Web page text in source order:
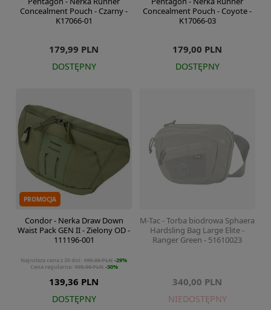
Concealment Pouch - Czarny -
K17066-01
179,99 PLN
DOSTĘPNY
Concealment Pouch - Coyote -
K17066-03
179,00 PLN
DOSTĘPNY
PROMOCJA
Condor - Nerka Draw Down
Waist Pack GEN II - Zielony OD -
111196-001
139,36 PLN
Najniższa cena z 30 dni: 199,00 PLN -29%
Cena regularna: 199,00 PLN -30%
DOSTĘPNY
M-Tac - Torba biodrowa Sphaera
Hardsling Bag Large Elite -
Ranger Green - 51610023
340,00 PLN
NIEDOSTĘPNY